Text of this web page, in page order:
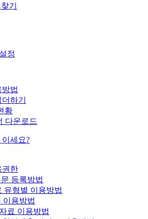
기
정
방법
하기
황
다운로드
이세요?
권한
등록방법
유형별 이용방법
이용방법
료 이용방법